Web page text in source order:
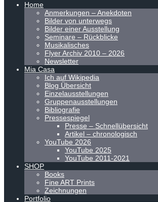
Home
Anmerkungen – Anekdoten
Bilder von unterwegs
Bilder einer Ausstellung
Seminare – Rückblicke
Musikalisches
Flyer Archiv 2010 – 2026
Newsletter
Mia Casa
Ich auf Wikipedia
Blog Übersicht
Einzelausstellungen
Gruppenausstellungen
Bibliografie
Pressespiegel
Presse – Schnellübersicht
Artikel – chronologisch
YouTube 2026
YouTube 2025
YouTube 2011-2021
SHOP
Books
Fine ART Prints
Zeichnungen
Portfolio